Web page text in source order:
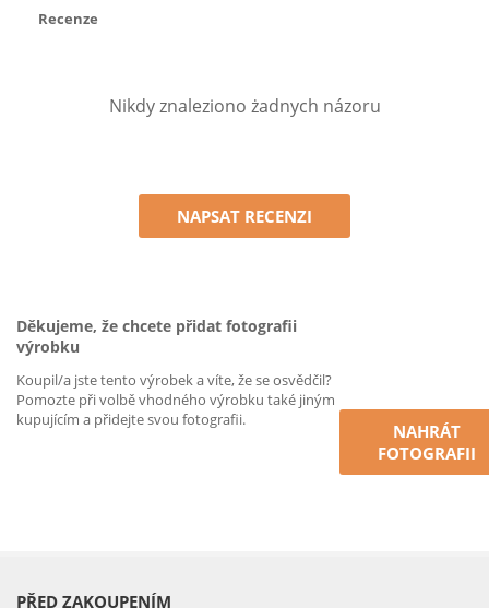
Recenze
Nikdy znaleziono żadnych názoru
NAPSAT RECENZI
Děkujeme, že chcete přidat fotografii
výrobku
Koupil/a jste tento výrobek a víte, že se osvědčil?
Pomozte při volbě vhodného výrobku také jiným
kupujícím a přidejte svou fotografii.
NAHRÁT
FOTOGRAFII
PŘED ZAKOUPENÍM